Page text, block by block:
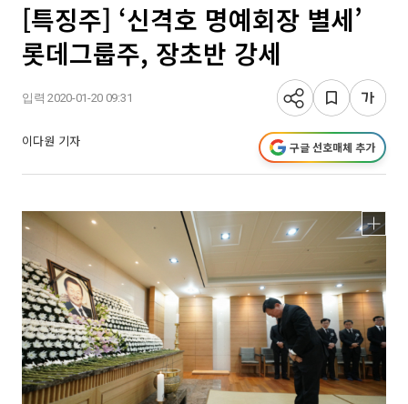
[특징주] ‘신격호 명예회장 별세’
롯데그룹주, 장초반 강세
입력 2020-01-20 09:31
이다원 기자 구글 선호매체 추가